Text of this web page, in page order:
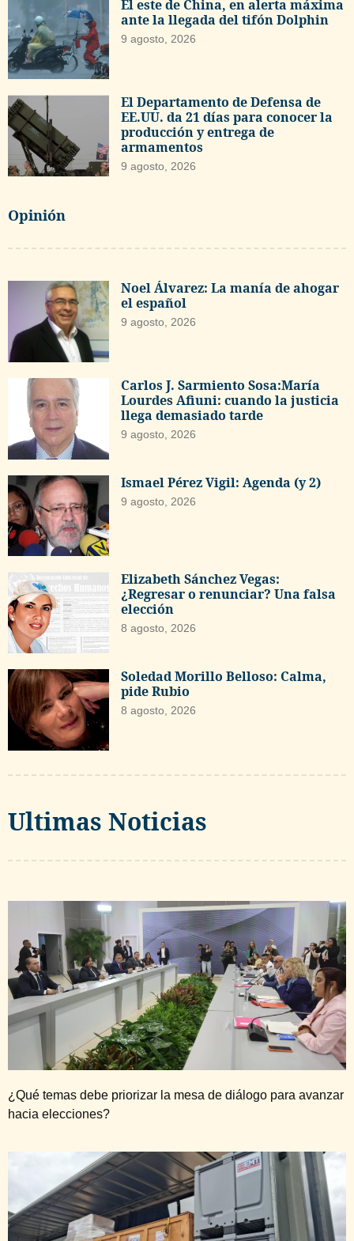
El este de China, en alerta máxima
ante la llegada del tifón Dolphin
9 agosto, 2026
El Departamento de Defensa de
EE.UU. da 21 días para conocer la
producción y entrega de
armamentos
9 agosto, 2026
Opinión
Noel Álvarez: La manía de ahogar
el español
9 agosto, 2026
Carlos J. Sarmiento Sosa:María
Lourdes Afiuni: cuando la justicia
llega demasiado tarde
9 agosto, 2026
Ismael Pérez Vigil: Agenda (y 2)
9 agosto, 2026
Elizabeth Sánchez Vegas:
¿Regresar o renunciar? Una falsa
elección
8 agosto, 2026
Soledad Morillo Belloso: Calma,
pide Rubio
8 agosto, 2026
Ultimas Noticias
¿Qué temas debe priorizar la mesa de diálogo para avanzar
hacia elecciones?